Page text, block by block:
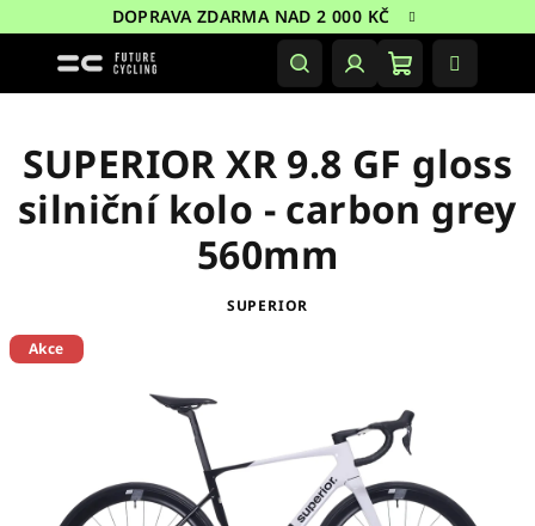
na
DOPRAVA ZDARMA NAD 2 000 KČ
HledatPřihlášeníNákupní
SUPERIOR XR 9.8 GF gloss
silniční kolo - carbon grey
560mm
SUPERIOR
Akce